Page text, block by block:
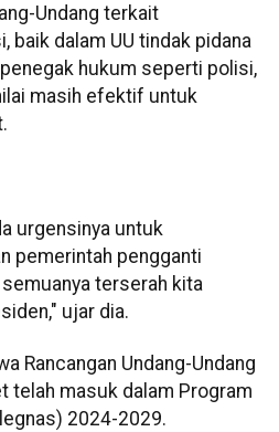
Undang terkait
baik dalam UU tindak pidana
hukum seperti polisi,
masih efektif untuk
urgensinya untuk
pemerintah pengganti
terserah kita
ujar dia.
Rancangan Undang-Undang
telah masuk dalam Program
2024-2029.